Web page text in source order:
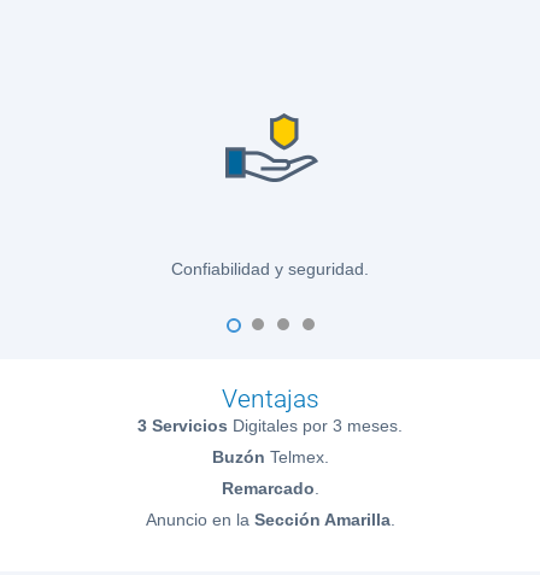
Confiabilidad y seguridad.
1 2 3 4
Ventajas
3 Servicios Digitales por 3 meses.
Buzón Telmex.
Remarcado.
Anuncio en la Sección Amarilla.